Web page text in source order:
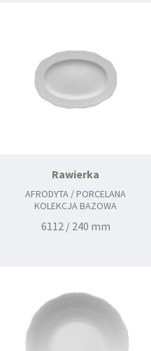
Rawierka
AFRODYTA / PORCELANA
KOLEKCJA BAZOWA
6112 / 240 mm